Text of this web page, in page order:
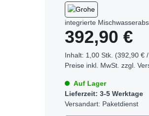
integrierte
Regulärer Preis:
392,90 €
Inhalt: 1,00 Stk. (392,90 €
Preise inkl. MwSt. zzgl.
Auf Lager
Lieferzeit: 3-5 Werktage
Versandart: Paketdienst